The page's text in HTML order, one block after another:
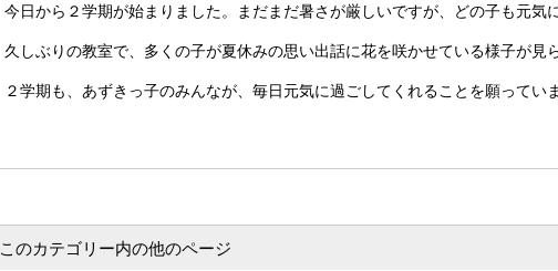
今日から２学期が始まりました。まだまだ暑さが厳しいですが、どの子も元気
久しぶりの教室で、多くの子が夏休みの思い出話に花を咲かせている様子が見
２学期も、あずきっ子のみんなが、毎日元気に過ごしてくれることを願っていま
このカテゴリー内の他のページ